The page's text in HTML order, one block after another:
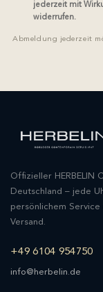
jederzeit mit
widerrufen.
Abmeldung jederzeit
Offizieller HERBELIN
Deutschland – jede
persönlichem Service
Versand.
+49 6104 954750
info@herbelin.de